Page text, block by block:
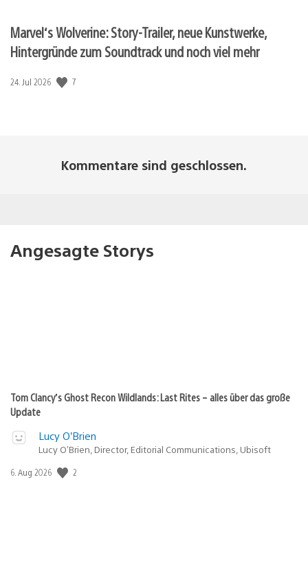
Marvel‘s Wolverine: Story-Trailer, neue Kunstwerke,
Hintergründe zum Soundtrack und noch viel mehr
Veröffentlichungsdatum:
24. Jul 2026 7
Kommentare sind geschlossen.
Angesagte Storys
Tom Clancy’s Ghost Recon Wildlands: Last Rites – alles über das große
Update
Lucy O’Brien
Lucy O’Brien, Director, Editorial Communications, Ubisoft
Veröffentlichungsdatum:
6. Aug 2026 2